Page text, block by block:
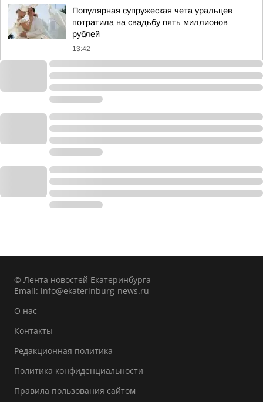
Популярная супружеская чета уральцев
потратила на свадьбу пять миллионов
рублей
13:42
© Лента новостей Екатеринбурга
Email: info@ekaterinburg-news.ru
О нас
Контакты
Редакционная политика
Политика конфиденциальности
Правила пользования сайтом